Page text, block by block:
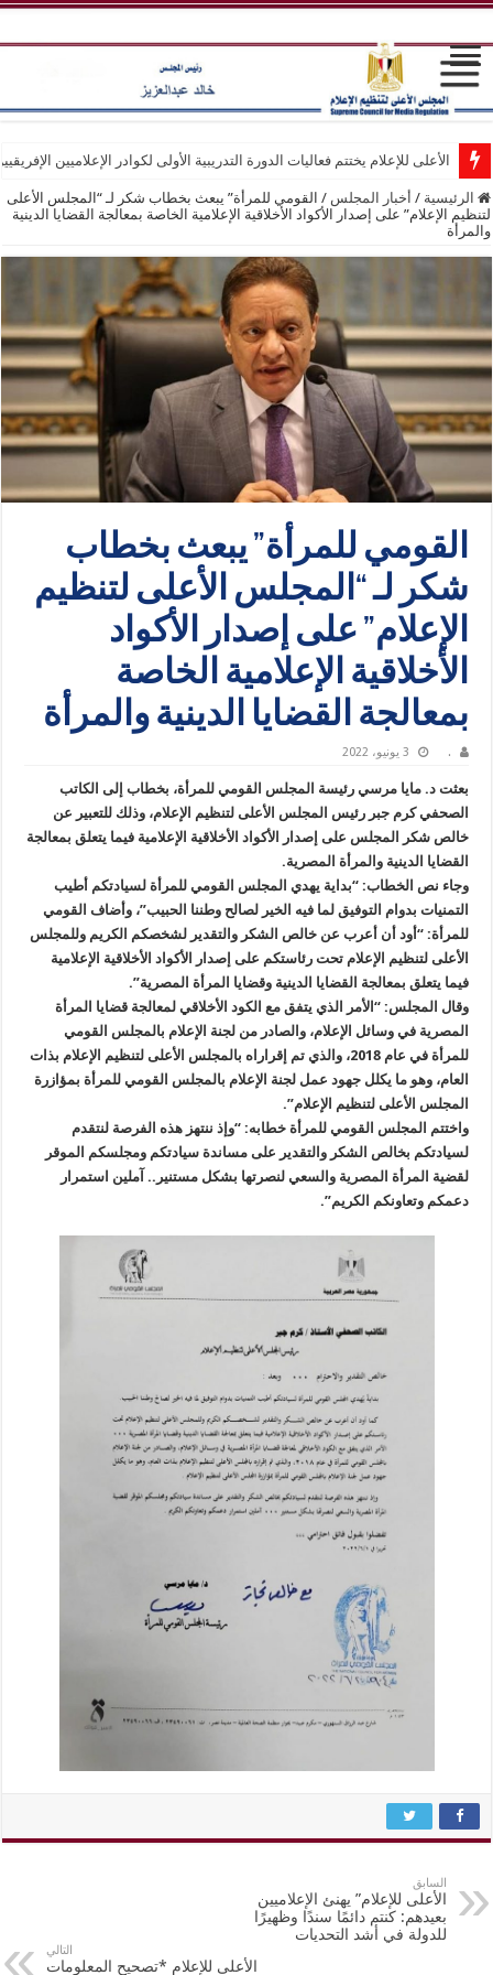
الأعلى للإعلام يختتم فعاليات الدورة التدريبية الأولى لكوادر الإعلاميين
الرئيسية / أخبار المجلس / القومي للمرأة” يبعث بخطاب شكر لـ “المجلس الأعلى
لتنظيم الإعلام” على إصدار الأكواد الأخلاقية الإعلامية الخاصة بمعالجة القضايا الدينية
والمرأة
القومي للمرأة” يبعث بخطاب
شكر لـ “المجلس الأعلى لتنظيم
الإعلام” على إصدار الأكواد
الأخلاقية الإعلامية الخاصة
بمعالجة القضايا الدينية والمرأة
. 3 يونيو، 2022
بعثت د. مايا مرسي رئيسة المجلس القومي للمرأة، بخطاب إلى الكاتب
الصحفي كرم جبر رئيس المجلس الأعلى لتنظيم الإعلام، وذلك للتعبير عن
خالص شكر المجلس على إصدار الأكواد الأخلاقية الإعلامية فيما يتعلق بمعالجة
القضايا الدينية والمرأة المصرية.
وجاء نص الخطاب: “بداية يهدي المجلس القومي للمرأة لسيادتكم أطيب
التمنيات بدوام التوفيق لما فيه الخير لصالح وطننا الحبيب”، وأضاف القومي
للمرأة: “أود أن أعرب عن خالص الشكر والتقدير لشخصكم الكريم وللمجلس
الأعلى لتنظيم الإعلام تحت رئاستكم على إصدار الأكواد الأخلاقية الإعلامية
فيما يتعلق بمعالجة القضايا الدينية وقضايا المرأة المصرية”.
وقال المجلس: “الأمر الذي يتفق مع الكود الأخلاقي لمعالجة قضايا المرأة
المصرية في وسائل الإعلام، والصادر من لجنة الإعلام بالمجلس القومي
للمرأة في عام 2018، والذي تم إقراراه بالمجلس الأعلى لتنظيم الإعلام بذات
العام، وهو ما يكلل جهود عمل لجنة الإعلام بالمجلس القومي للمرأة بمؤازرة
المجلس الأعلى لتنظيم الإعلام”.
واختتم المجلس القومي للمرأة خطابه: “وإذ ننتهز هذه الفرصة لنتقدم
لسيادتكم بخالص الشكر والتقدير على مساندة سيادتكم ومجلسكم الموقر
لقضية المرأة المصرية والسعي لنصرتها بشكل مستنير.. آملين استمرار
دعمكم وتعاونكم الكريم”.
السابق
الأعلى للإعلام” يهنئ الإعلاميين
بعيدهم: كنتم دائمًا سندًا وظهيرًا
للدولة في أشد التحديات
التالي
الأعلى للإعلام *تصحيح المعلومات